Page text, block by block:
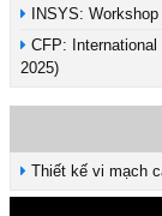
INSYS:
CFP:
2025)
Thiết kế vi mạch